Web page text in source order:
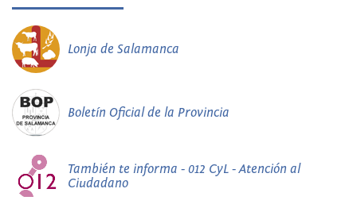
Lonja de Salamanca
Boletín Oficial de la Provincia
También te informa - 012 CyL - Atención al
Ciudadano